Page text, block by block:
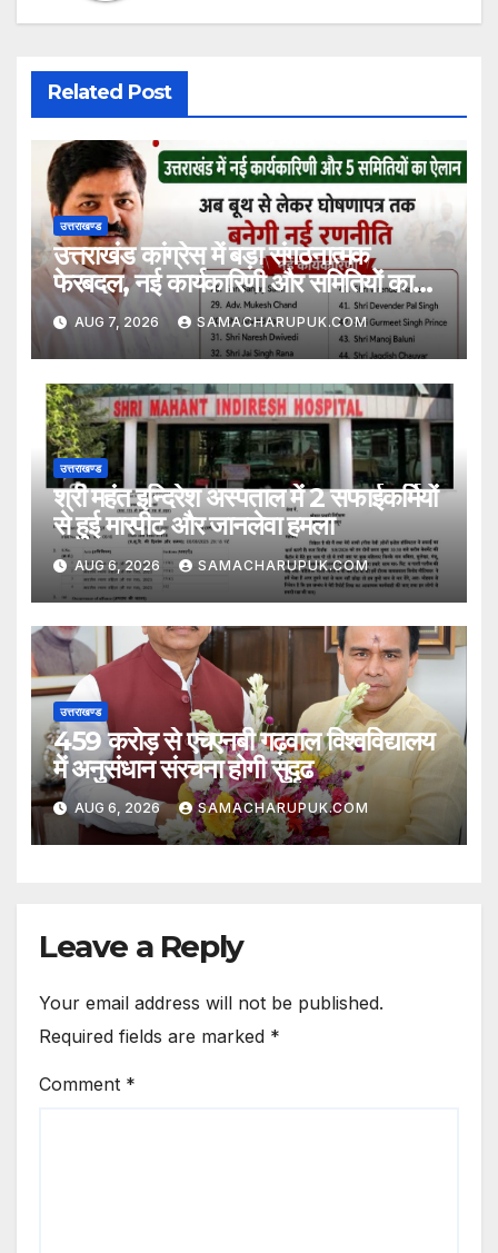
Related Post
उत्तराखण्ड
उत्तराखंड कांग्रेस में बड़ा संगठनात्मक
फेरबदल, नई कार्यकारिणी और समितियों का
गठनAUG 7, 2026 SAMACHARUPUK.COM
उत्तराखण्ड
श्री महंत इन्दिरेश अस्पताल में 2 सफाईकर्मियों
से हुई मारपीट और जानलेवा हमला
AUG 6, 2026 SAMACHARUPUK.COM
उत्तराखण्ड
459 करोड़ से एचएनबी गढ़वाल विश्वविद्यालय
में अनुसंधान संरचना होगी सुदृढ
AUG 6, 2026 SAMACHARUPUK.COM
Leave a Reply
Your email address will not be published.
Required fields are marked *
Comment *